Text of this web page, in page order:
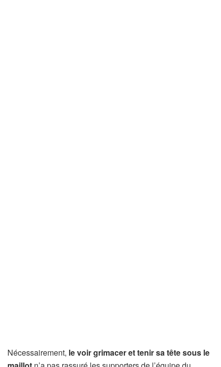
Nécessairement, le voir grimacer et tenir sa tête sous le